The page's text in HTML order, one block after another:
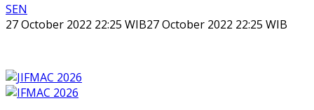
SEN
27 October 2022 22:25 WIB27 October 2022 22:25 WIB